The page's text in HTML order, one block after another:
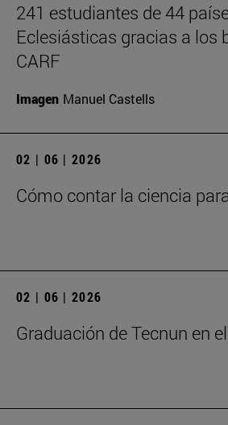
241 estudiantes de 44
Eclesiásticas gracias a los
CARF
Imagen Manuel Castells
02 | 06 | 2026
Cómo contar la ciencia
02 | 06 | 2026
Graduación de Tecnun en